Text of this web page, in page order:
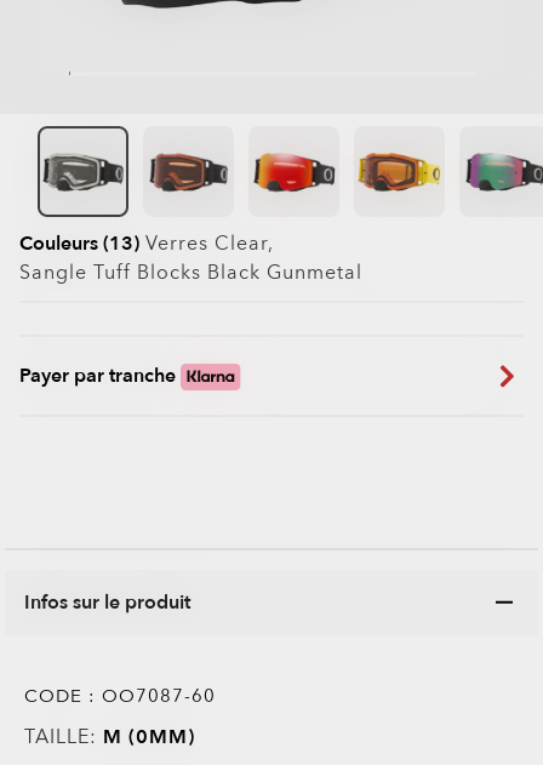
Couleurs (13) Verres Clear,
Sangle Tuff Blocks Black Gunmetal
Payer par tranche
Infos sur le produit
CODE : OO7087-60
TAILLE: M (0MM)